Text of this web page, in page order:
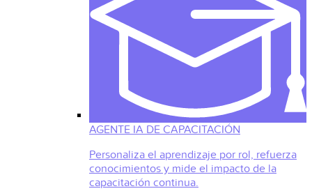
AGENTE IA DE CAPACITACIÓN
Personaliza el aprendizaje por rol, refuerza
conocimientos y mide el impacto de la
capacitación continua.